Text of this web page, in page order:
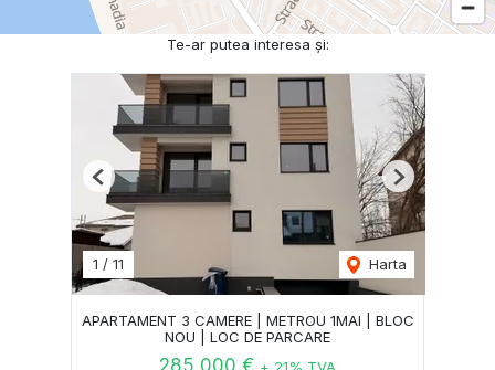
Te-ar putea interesa și:
1 / 11 Harta
Previous Next
APARTAMENT 3 CAMERE | METROU 1MAI | BLOC
NOU | LOC DE PARCARE